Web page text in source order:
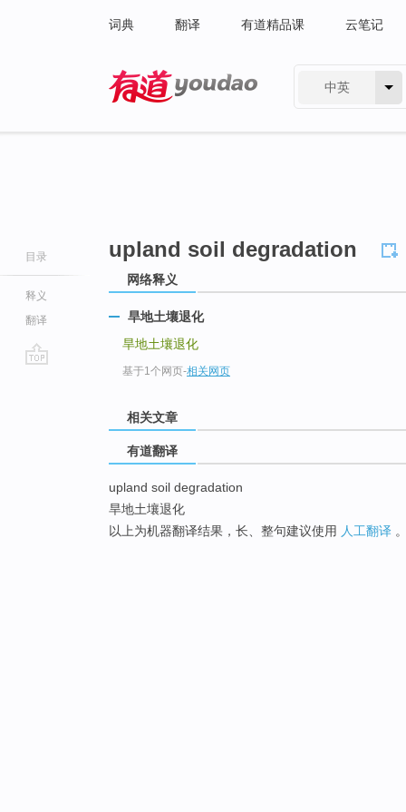
词典 翻译 有道精品课 云笔记
中英
目录
释义
翻译
upland soil degradation
网络释义
旱地土壤退化
旱地土壤退化
基于1个网页-相关网页
相关文章
有道翻译
upland soil degradation
旱地土壤退化
以上为机器翻译结果，长、整句建议使用 人工翻译